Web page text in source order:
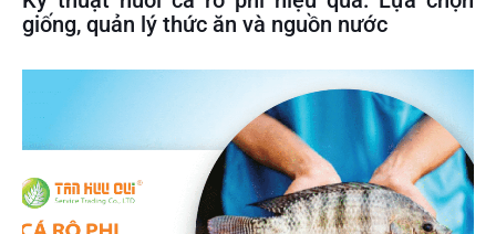
giống, quản lý thức ăn và nguồn nước